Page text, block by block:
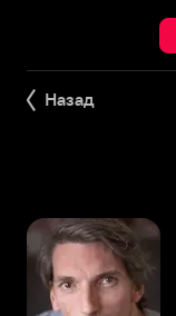
Назад